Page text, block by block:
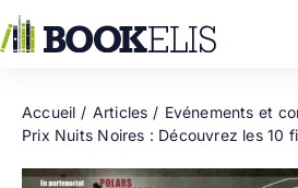
au
contenu
Accueil Articles
Evénements et
Prix Nuits Noires : Découvrez les 10